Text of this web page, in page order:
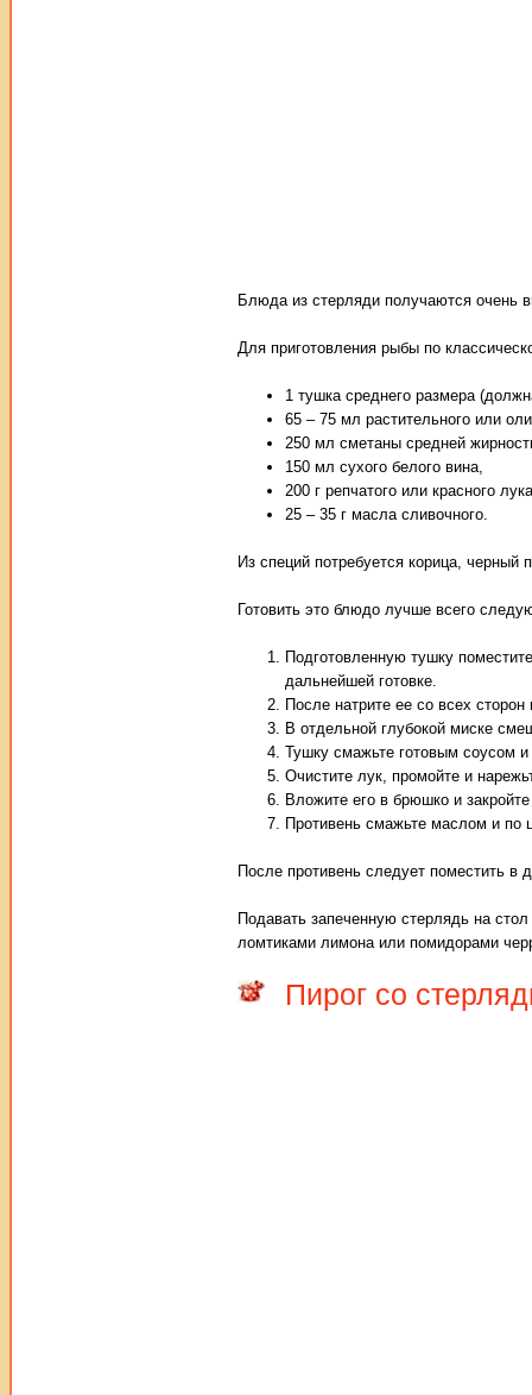
Блюда из стерляди получаются очень
Для приготовления рыбы по
1 тушка среднего размера
65 – 75 мл растительного или
250 мл сметаны средней
150 мл сухого белого вина,
200 г репчатого или красного
25 – 35 г масла сливочного.
Из специй потребуется корица,
Готовить это блюдо лучше всего
Подготовленную тушку
дальнейшей готовке.
После натрите ее со всех
В отдельной глубокой миске
Тушку смажьте готовым соусом
Очистите лук, промойте и
Вложите его в брюшко и
Противень смажьте маслом и по
После противень следует поместить в
Подавать запеченную стерлядь на
ломтиками лимона или помидорами
Пирог со